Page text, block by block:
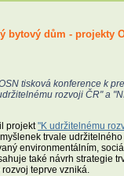
dům - projekty
tisková konference k
rozvoji ČR" a
projekt"K udržitelnému
trvale
environmentálním,
také návrh strategie
teprve vzniká.